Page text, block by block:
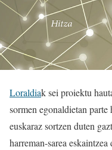
Loraldiak sei proiektu
sormen egonaldietan
euskaraz sortzen duten
harreman-sarea